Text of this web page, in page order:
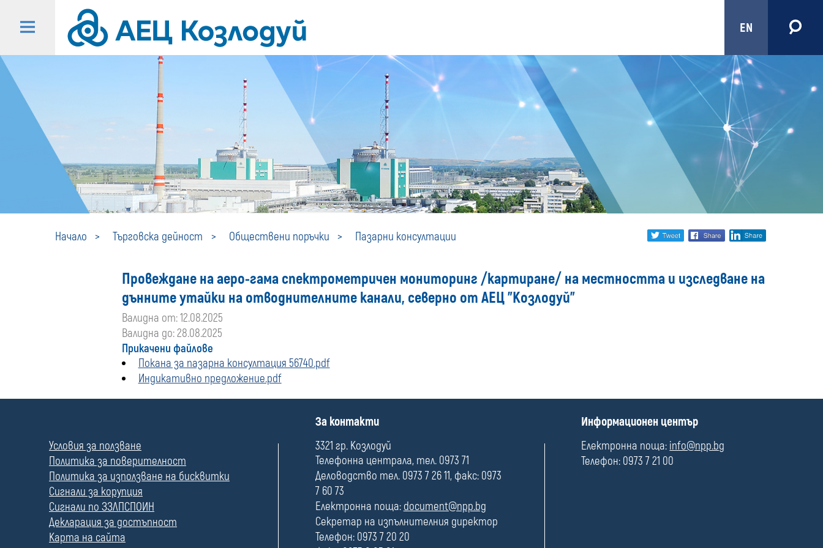
EN
Начало Търговска дейност Обществени поръчки Пазарни консултации
Пазарни
консултации
Share
media
twitter facebook
Провеждане на аеро-гама спектрометричен мониторинг /картиране/ на местността и изследване на
дънните утайки на отводнителните канали, северно от АЕЦ "Козлодуй"
Валидна от: 12.08.2025
Валидна до: 28.08.2025
Прикачени файлове
Покана за пазарна консултация 56740.pdf
Индикативно предложение.pdf
л
е
Условия за ползване
Политика за поверителност
Политика за използване на бисквитки
Сигнали за корупция
Сигнали по ЗЗЛПСПОИН
Декларация за достъпност
Карта на сайта
П
л
е
За контакти
3321 гр. Козлодуй
Телефонна централа, тел. 0973 71
Деловодство тел. 0973 7 26 11, факс: 0973
7 60 73
Електронна поща: document@npp.bg
Секретар на изпълнителния директор
Телефон: 0973 7 20 20
П
л
е
Информационен център
Електронна поща: info@npp.bg
Телефон: 0973 7 21 00